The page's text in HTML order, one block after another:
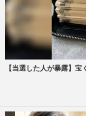
【当選した人が暴露】